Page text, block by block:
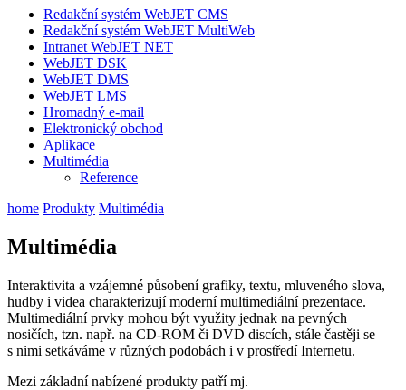
Redakční systém WebJET CMS
Redakční systém WebJET MultiWeb
Intranet WebJET NET
WebJET DSK
WebJET DMS
WebJET LMS
Hromadný e-mail
Elektronický obchod
Aplikace
Multimédia
Reference
home Produkty Multimédia
Multimédia
Interaktivita a vzájemné působení grafiky, textu, mluveného slova,
hudby i videa charakterizují moderní multimediální prezentace.
Multimediální prvky mohou být využity jednak na pevných
nosičích, tzn. např. na CD-ROM či DVD discích, stále častěji se
s nimi setkáváme v různých podobách i v prostředí Internetu.
Mezi základní nabízené produkty patří mj.